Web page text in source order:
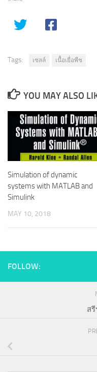
Tags: เซลล์ เนื้อเยื่อพืช
YOU MAY ALSO
Simulation of dynamic
systems with MATLAB and
Simulink
MAY 10, 2018
FOLLOW:
ส